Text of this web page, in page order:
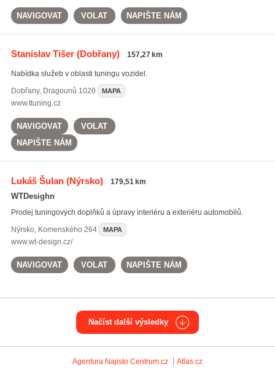
NAVIGOVAT VOLAT NAPIŠTE NÁM
Stanislav Tišer(Dobřany) 157,27 km
Nabídka služeb v oblasti tuningu vozidel.
Dobřany, Dragounů 1020 MAPA
www.ttuning.cz
NAVIGOVAT
VOLAT
NAPIŠTE NÁM
Lukáš Šulan(Nýrsko) 179,51 km
WTDesighn
Prodej tuningových doplňků a úpravy interiéru a exteriéru automobilů.
Nýrsko, Komenského 264 MAPA
www.wt-design.cz/
NAVIGOVAT VOLAT NAPIŠTE NÁM
Načíst další výsledky
Agentura Najisto Centrum.cz Atlas.cz